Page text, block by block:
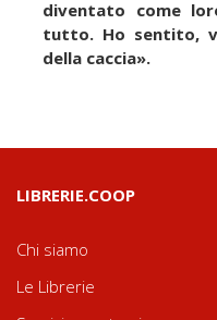
diventato come
tutto. Ho sentito,
della caccia».
LIBRERIE.COOP
Chi siamo
Le Librerie